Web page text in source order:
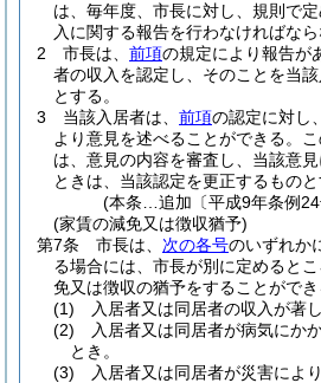
は、毎年度、市長に対し、規則で
入に関する報告を行わなければなら
2
市長は、 前項の規定により報告が
者の収入を認定し、そのことを当
とする。
3
当該入居者は、 前項の認定に対し
より意見を述べることができる。
は、意見の内容を審査し、当該意
ときは、当該認定を更正するものと
(本条…追加〔平成9年条例
(家賃の減免又は徴収猶予)
第7条
市長は、 次の各号のいずれか
る場合には、市長が別に定めると
免又は徴収の猶予をすることができ
(1)
入居者又は同居者の収入が著
(2)
入居者又は同居者が病気にか
とき。
(3)
入居者又は同居者が災害によ